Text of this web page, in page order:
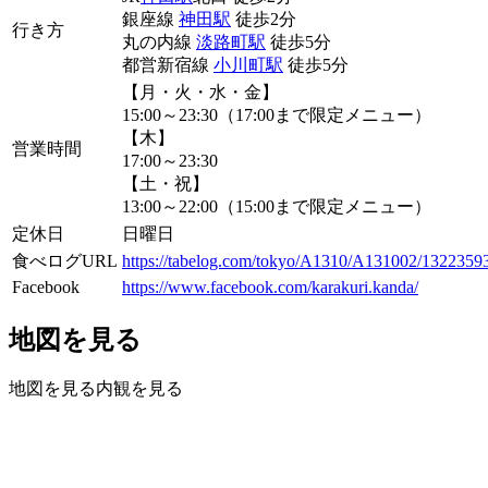
行き方
銀座線 神田駅 徒歩2分
丸の内線 淡路町駅 徒歩5分
都営新宿線 小川町駅 徒歩5分
営業時間
【月・火・水・金】
15:00～23:30（17:00まで限定メニュー）
【木】
17:00～23:30
【土・祝】
13:00～22:00（15:00まで限定メニュー）
定休日
日曜日
食べログURL https://tabelog.com/tokyo/A1310/A131002/
Facebook
https://www.facebook.com/karakuri.kanda/
地図を見る
地図を見る内観を見る